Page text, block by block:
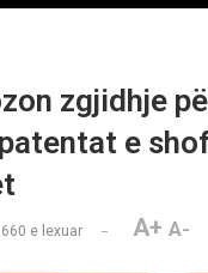
zgjidhje
e
e lexuar A+ A-